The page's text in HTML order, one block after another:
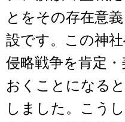
とをその存在意
設です。この神社
侵略戦争を肯定
おくことになる
しました。こう